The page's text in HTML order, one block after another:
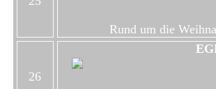
Rund um die
26